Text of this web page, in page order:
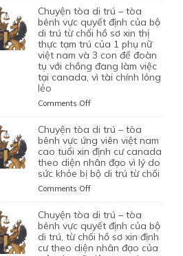
THUYẾT
PHỤC
DO
NỘP
GIẤY
TỜ
GIẢ
MẠO
TẠM
TRÚ
CỦA
ĐƯƠNG
ĐƠN
NGƯỜI
NAM,
GIẤY
PHÉP
LÀM
VIỆC
MIỄN
ĐIỀU
LUẬT
C11
CỦA
CỦA
BỘ
DI
TRÚ
TỪ
CHỐI
HỒ
XIN
ĐỊNH
CƯ
THEO
DIỆN
BẢO
PHỤ
THUỘC
CỦA
MỘT
TÒA
DI
TRÚ
–
TÒA
BÊNH
VỰC
ĐỊNH
BỘ
DI
TRÚ
TỪ
CHỐI
THỊ
THỰC
ĐỊNH
CƯ
chuyện tòa di trú – tòa
bênh vực quyết định của bộ
di trú từ chối hồ sơ xin thị
thực tạm trú của 1 phụ nữ
việt nam và 3 con để đoàn
tụ với chồng đang làm việc
tại canada, vì tài chính lỏng
lẻo
Comments Offon
TÒA
DI
TRÚ
–
TÒA
BÊNH
ĐỊNH
CỦA
BỘ
chuyện tòa di trú – tòa
bênh vực ứng viên việt nam
cao tuổi xin định cư canada
theo diện nhân đạo vì lý do
sức khỏe bị bộ di trú từ chối
Comments Offon
TÒA
DI
TRÚ
–
chuyện tòa di trú – tòa
bênh vực quyết định của bộ
di trú, từ chối hồ sơ xin định
cư theo diện nhân đạo của